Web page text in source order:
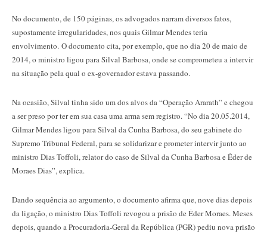
No documento, de 150 páginas, os advogados narram diversos fatos,
supostamente irregularidades, nos quais Gilmar Mendes teria
envolvimento. O documento cita, por exemplo, que no dia 20 de maio de
2014, o ministro ligou para Silval Barbosa, onde se comprometeu a intervir
na situação pela qual o ex-governador estava passando.
Na ocasião, Silval tinha sido um dos alvos da “Operação Ararath” e chegou
a ser preso por ter em sua casa uma arma sem registro. “No dia 20.05.2014,
Gilmar Mendes ligou para Silval da Cunha Barbosa, do seu gabinete do
Supremo Tribunal Federal, para se solidarizar e prometer intervir junto ao
ministro Dias Toffoli, relator do caso de Silval da Cunha Barbosa e Éder de
Moraes Dias”, explica.
Dando sequência ao argumento, o documento afirma que, nove dias depois
da ligação, o ministro Dias Toffoli revogou a prisão de Éder Moraes. Meses
depois, quando a Procuradoria-Geral da República (PGR) pediu nova prisão